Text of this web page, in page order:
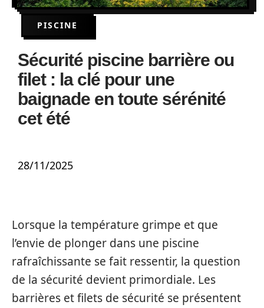
PISCINE
Sécurité piscine barrière ou
filet : la clé pour une
baignade en toute sérénité
cet été
28/11/2025
Lorsque la température grimpe et que
l’envie de plonger dans une piscine
rafraîchissante se fait ressentir, la question
de la sécurité devient primordiale. Les
barrières et filets de sécurité se présentent